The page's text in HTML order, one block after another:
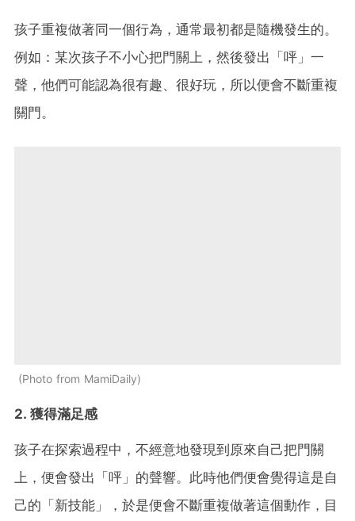
孩子重複做著同一個行為，通常最初都是隨機發生的。
例如：某次孩子不小心把門關上，然後發出「呯」一
聲，他們可能認為很有趣、很好玩，所以便會不斷重複
關門。
Photo from MamiDaily
2. 獲得滿足感
孩子在探索過程中，不經意地發現到原來自己把門關
上，便會發出「呯」的聲響。此時他們便會覺得這是自
己的「新技能」，於是便會不斷重複做著這個動作，目